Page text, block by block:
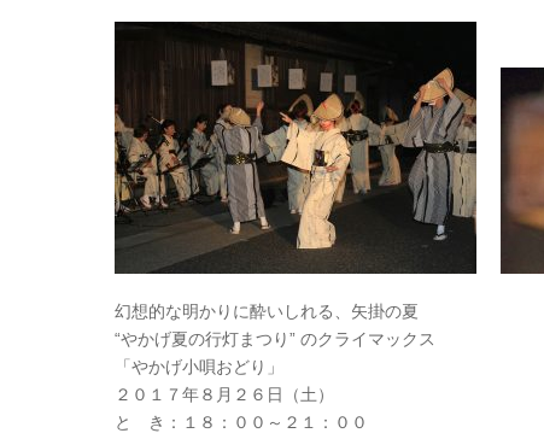
幻想的な明かりに酔いしれる、矢掛の夏
“やかげ夏の行灯まつり” のクライマックス
「やかげ小唄おどり」
２０１７年８月２６日（土）
と き：１８：００～２１：００